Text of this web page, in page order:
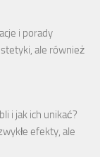
i porady
ale również
i jak ich unikać?
efekty, ale